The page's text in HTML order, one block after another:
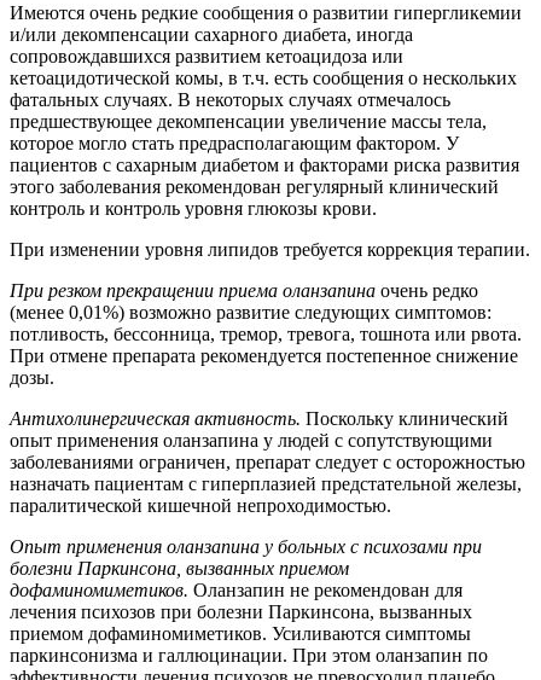
Имеются очень редкие сообщения о развитии гипергликемии
и/или декомпенсации сахарного диабета, иногда
сопровождавшихся развитием кетоацидоза или
кетоацидотической комы, в т.ч. есть сообщения о нескольких
фатальных случаях. В некоторых случаях отмечалось
предшествующее декомпенсации увеличение массы тела,
которое могло стать предрасполагающим фактором. У
пациентов с сахарным диабетом и факторами риска развития
этого заболевания рекомендован регулярный клинический
контроль и контроль уровня глюкозы крови.
При изменении уровня липидов требуется коррекция терапии.
При резком прекращении приема оланзапина очень редко
(менее 0,01%) возможно развитие следующих симптомов:
потливость, бессонница, тремор, тревога, тошнота или рвота.
При отмене препарата рекомендуется постепенное снижение
дозы.
Антихолинергическая активность. Поскольку клинический
опыт применения оланзапина у людей с сопутствующими
заболеваниями ограничен, препарат следует с осторожностью
назначать пациентам с гиперплазией предстательной железы,
паралитической кишечной непроходимостью.
Опыт применения оланзапина у больных с психозами при
болезни Паркинсона, вызванных приемом
дофаминомиметиков. Оланзапин не рекомендован для
лечения психозов при болезни Паркинсона, вызванных
приемом дофаминомиметиков. Усиливаются симптомы
паркинсонизма и галлюцинации. При этом оланзапин по